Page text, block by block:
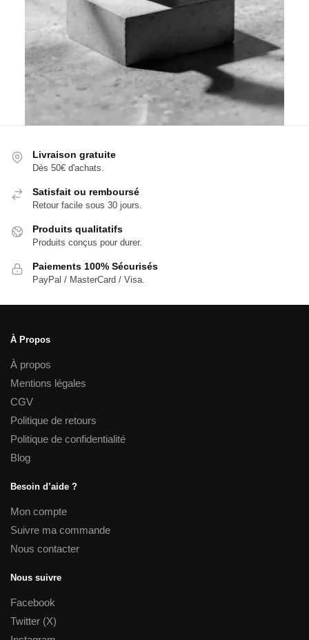
Livraison gratuite
Dès 50€ d'achats.
Satisfait ou remboursé
Retour facile sous 30 jours.
Produits qualitatifs
Produits conçus pour durer.
Paiements 100% Sécurisés
PayPal / MasterCard / Visa.
À Propos
À propos
Mentions légales
CGV
Politique de retours
Politique de confidentialité
Blog
Besoin d’aide ?
Mon compte
Suivre ma commande
Nous contacter
Nous suivre
Facebook
Twitter (X)